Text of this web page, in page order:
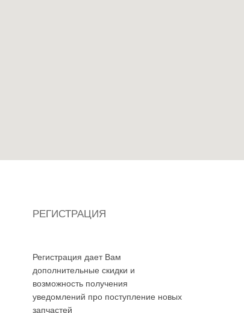
РЕГИСТРАЦИЯ
Регистрация дает Вам
дополнительные скидки и
возможность получения
уведомлений про поступление новых
запчастей